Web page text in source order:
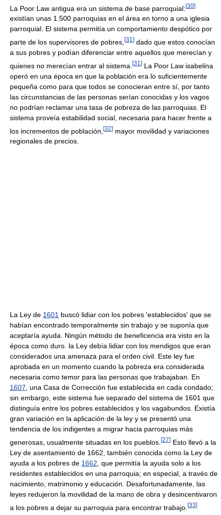
La Poor Law antigua era un sistema de base parroquial:[30]
existían unas 1.500 parroquias en el área en torno a una iglesia
parroquial. El sistema permitía un comportamiento despótico por
parte de los supervisores de pobres, [31 ] dado que estos conocían
a sus pobres y podían diferenciar entre aquellos que merecían y
quienes no merecían entrar al sistema. [31 ] La Poor Law isabelina
operó en una época en que la población era lo suficientemente
pequeña como para que todos se conocieran entre sí, por tanto
las circunstancias de las personas serían conocidas y los vagos
no podrían reclamar una tasa de pobreza de las parroquias. El
sistema proveía estabilidad social, necesaria para hacer frente a
los incrementos de población, [32] mayor movilidad y variaciones
regionales de precios.
La Ley de 1601 buscó lidiar con los pobres 'establecidos' que se
habían encontrado temporalmente sin trabajo y se suponía que
aceptaría ayuda. Ningún método de beneficencia era visto en la
época como duro. la Ley debía lidiar con los mendigos que eran
considerados una amenaza para el orden civil. Este ley fue
aprobada en un momento cuando la pobreza era considerada
necesaria como temor para las personas que trabajaban. En
1607, una Casa de Corrección fue establecida en cada condado;
sin embargo, este sistema fue separado del sistema de 1601 que
distinguía entre los pobres establecidos y los vagabundos. Existía
gran variación en la aplicación de la ley y se presentó una
tendencia de los indigentes a migrar hacia parroquias más
generosas, usualmente situadas en los pueblos. [27] Esto llevó a la
Ley de asentamiento de 1662, también conocida como la Ley de
ayuda a los pobres de 1662 , que permitía la ayuda solo a los
residentes establecidos en una parroquia; en especial, a través de
nacimiento, matrimonio y educación. Desafortunadamente, las
leyes redujeron la movilidad de la mano de obra y desincentivaron
a los pobres a dejar su parroquia para encontrar trabajo. [33]